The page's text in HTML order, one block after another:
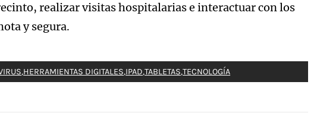
realizar visitas hospitalarias e interactuar con los
y segura.
,HERRAMIENTAS DIGITALES,IPAD,TABLETAS,TECNOLOGÍA